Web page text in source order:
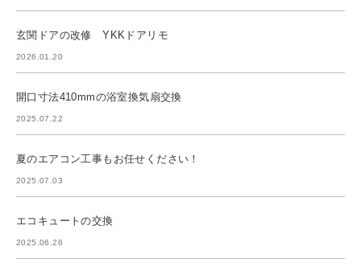
玄関ドアの改修 YKKドアリモ
2026.01.20
開口寸法410mmの浴室換気扇交換
2025.07.22
夏のエアコン工事もお任せください！
2025.07.03
エコキュートの交換
2025.06.26